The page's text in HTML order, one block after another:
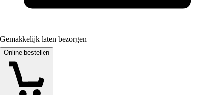
Gemakkelijk laten bezorgen
Online bestellen